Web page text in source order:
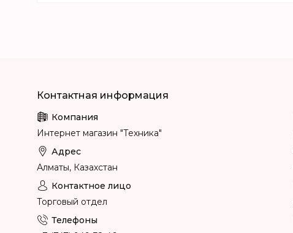
Интернет магазин "Техника"
Алматы, Казахстан
Торговый отдел